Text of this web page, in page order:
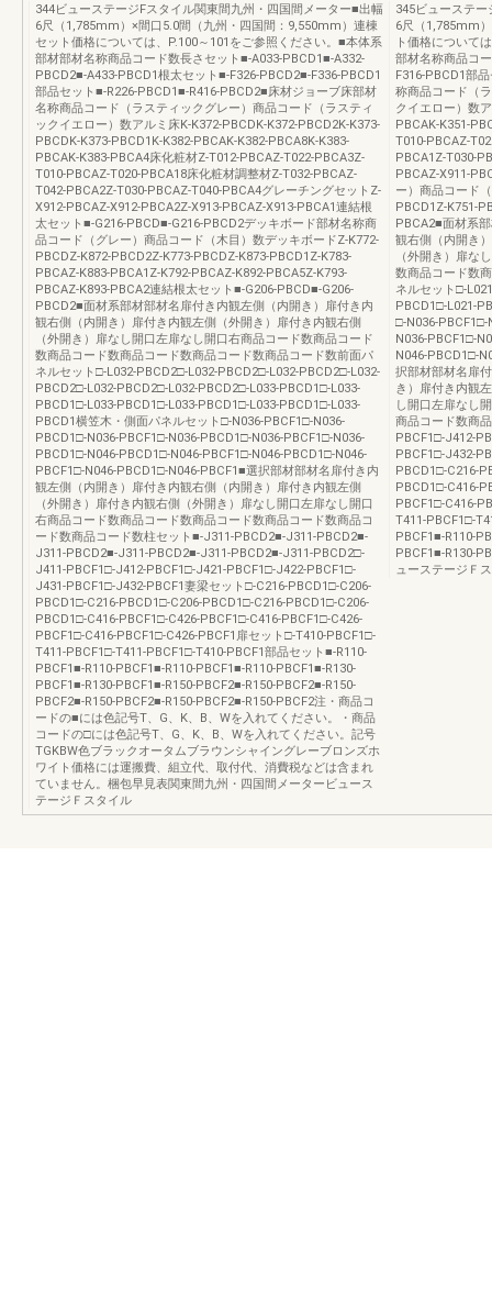
344ビューステージFスタイル関東間九州・四国間メーター■出幅
6尺（1,785mm）×間口5.0間（九州・四国間：9,550mm）連棟
セット価格については、P.100～101をご参照ください。■本体系
部材部材名称商品コード数長さセット■-A033-PBCD1■-A332-
PBCD2■-A433-PBCD1根太セット■-F326-PBCD2■-F336-PBCD1
部品セット■-R226-PBCD1■-R416-PBCD2■床材ジョーブ床部材
名称商品コード（ラスティックグレー）商品コード（ラスティ
ックイエロー）数アルミ床K-K372-PBCDK-K372-PBCD2K-K373-
PBCDK-K373-PBCD1K-K382-PBCAK-K382-PBCA8K-K383-
PBCAK-K383-PBCA4床化粧材Z-T012-PBCAZ-T022-PBCA3Z-
T010-PBCAZ-T020-PBCA18床化粧材調整材Z-T032-PBCAZ-
T042-PBCA2Z-T030-PBCAZ-T040-PBCA4グレーチングセットZ-
X912-PBCAZ-X912-PBCA2Z-X913-PBCAZ-X913-PBCA1連結根
太セット■-G216-PBCD■-G216-PBCD2デッキボード部材名称商
品コード（グレー）商品コード（木目）数デッキボードZ-K772-
PBCDZ-K872-PBCD2Z-K773-PBCDZ-K873-PBCD1Z-K783-
PBCAZ-K883-PBCA1Z-K792-PBCAZ-K892-PBCA5Z-K793-
PBCAZ-K893-PBCA2連結根太セット■-G206-PBCD■-G206-
PBCD2■面材系部材部材名扉付き内観左側（内開き）扉付き内
観右側（内開き）扉付き内観左側（外開き）扉付き内観右側
（外開き）扉なし開口左扉なし開口右商品コード数商品コード
数商品コード数商品コード数商品コード数商品コード数前面パ
ネルセット□-L032-PBCD2□-L032-PBCD2□-L032-PBCD2□-L032-
PBCD2□-L032-PBCD2□-L032-PBCD2□-L033-PBCD1□-L033-
PBCD1□-L033-PBCD1□-L033-PBCD1□-L033-PBCD1□-L033-
PBCD1横笠木・側面パネルセット□-N036-PBCF1□-N036-
PBCD1□-N036-PBCF1□-N036-PBCD1□-N036-PBCF1□-N036-
PBCD1□-N046-PBCD1□-N046-PBCF1□-N046-PBCD1□-N046-
PBCF1□-N046-PBCD1□-N046-PBCF1■選択部材部材名扉付き内
観左側（内開き）扉付き内観右側（内開き）扉付き内観左側
（外開き）扉付き内観右側（外開き）扉なし開口左扉なし開口
右商品コード数商品コード数商品コード数商品コード数商品コ
ード数商品コード数柱セット■-J311-PBCD2■-J311-PBCD2■-
J311-PBCD2■-J311-PBCD2■-J311-PBCD2■-J311-PBCD2□-
J411-PBCF1□-J412-PBCF1□-J421-PBCF1□-J422-PBCF1□-
J431-PBCF1□-J432-PBCF1妻梁セット□-C216-PBCD1□-C206-
PBCD1□-C216-PBCD1□-C206-PBCD1□-C216-PBCD1□-C206-
PBCD1□-C416-PBCF1□-C426-PBCF1□-C416-PBCF1□-C426-
PBCF1□-C416-PBCF1□-C426-PBCF1扉セット□-T410-PBCF1□-
T411-PBCF1□-T411-PBCF1□-T410-PBCF1部品セット■-R110-
PBCF1■-R110-PBCF1■-R110-PBCF1■-R110-PBCF1■-R130-
PBCF1■-R130-PBCF1■-R150-PBCF2■-R150-PBCF2■-R150-
PBCF2■-R150-PBCF2■-R150-PBCF2■-R150-PBCF2注・商品コ
ードの■には色記号T、G、K、B、Wを入れてください。・商品
コードの□には色記号T、G、K、B、Wを入れてください。記号
TGKBW色ブラックオータムブラウンシャイングレーブロンズホ
ワイト価格には運搬費、組立代、取付代、消費税などは含まれ
ていません。梱包早見表関東間九州・四国間メータービュース
テージＦスタイル
345ビューステ
6尺（1,785mm
ト価格について
部材名称商品コ
F316-PBCD1部
称商品コード（
クイエロー）数
PBCAK-K351-
T010-PBCAZ-
PBCA1Z-T030-
PBCAZ-X911-
ー）商品コード
PBCD1Z-K751-
PBCA2■面材系
観右側（内開き
（外開き）扉な
数商品コード数
ネルセット□-
PBCD1□-L021-
□-N036-PBCF1□-
N036-PBCF1□-
N046-PBCD1□-
択部材部材名扉
き）扉付き内観
し開口左扉なし
商品コード数商
PBCF1□-J412-
PBCF1□-J432-
PBCD1□-C216-
PBCD1□-C416-
PBCF1□-C416-
T411-PBCF1□-
PBCF1■-R110-
PBCF1■-R130-
ューステージＦ